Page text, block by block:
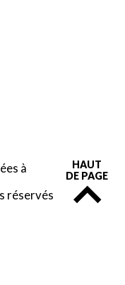
à
réservés
HAUT
DE PAGE